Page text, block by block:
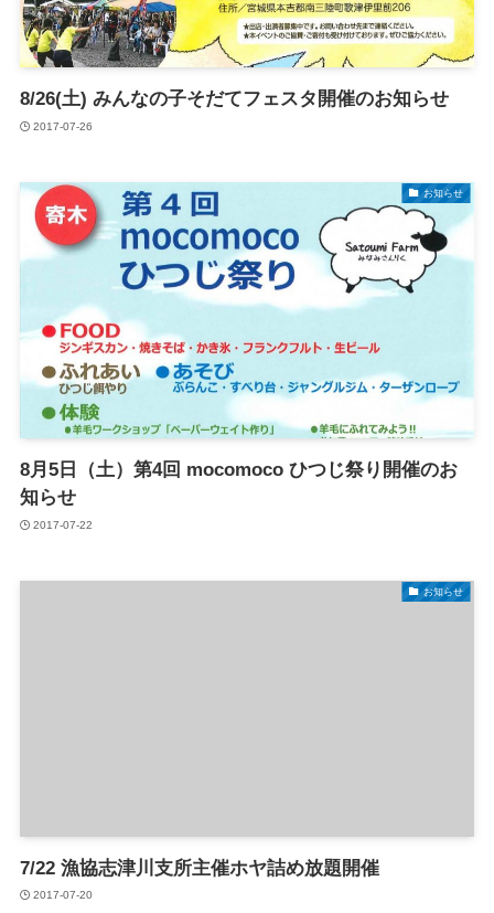
8/26(土) みんなの子そだてフェスタ開催のお知らせ
2017-07-26
お知らせ
8月5日（土）第4回 mocomoco ひつじ祭り開催のお
知らせ
2017-07-22
お知らせ
7/22 漁協志津川支所主催ホヤ詰め放題開催
2017-07-20